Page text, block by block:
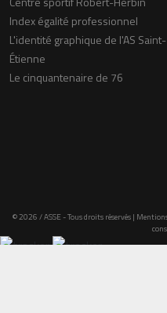
Index égalité professionnel
L'identité graphique de l'AS Saint-
Étienne
Le cinquantenaire de 76
© 2026 / ASSE - Tous droits réservés |